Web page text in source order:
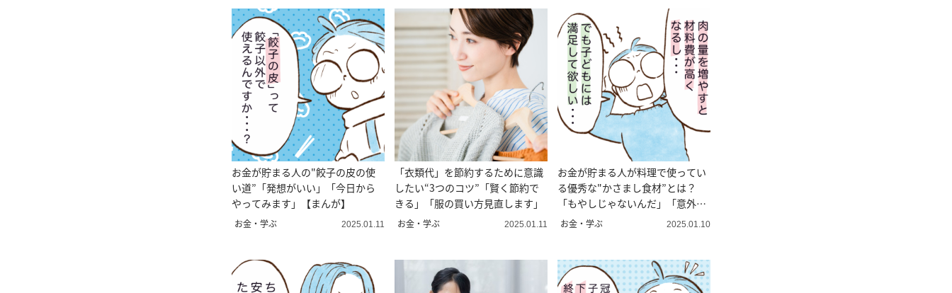
お金が貯まる人の"餃子の皮の使
い道”「発想がいい」「今日から
やってみます」【まんが】
お金・学ぶ 2025.01.11
「衣類代」を節約するために意識
したい“3つのコツ”「賢く節約で
きる」「服の買い方見直します」
お金・学ぶ 2025.01.11
お金が貯まる人が料理で使ってい
る優秀な"かさまし食材”とは？
「もやしじゃないんだ」「意外」
【まんが】
お金・学ぶ 2025.01.10